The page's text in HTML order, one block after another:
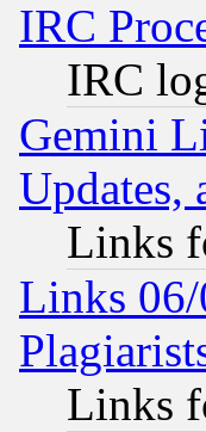
IRC
IRC
Gemini
Updates,
Links
Links
Links